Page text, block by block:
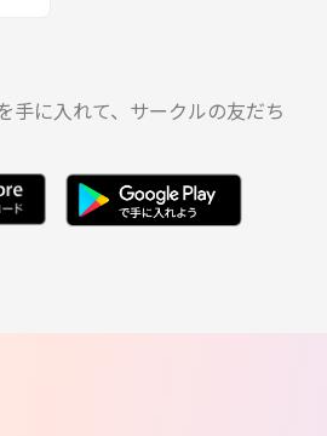
手に入れて、サークルの友だち